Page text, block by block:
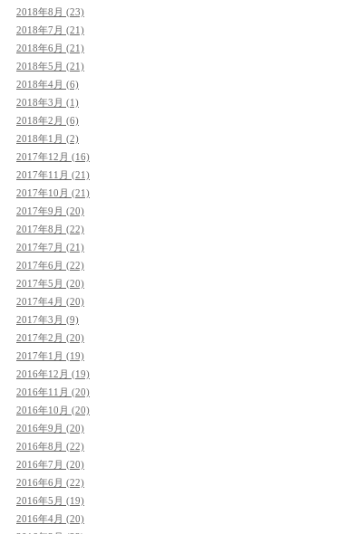
2018年8月 (23)
2018年7月 (21)
2018年6月 (21)
2018年5月 (21)
2018年4月 (6)
2018年3月 (1)
2018年2月 (6)
2018年1月 (2)
2017年12月 (16)
2017年11月 (21)
2017年10月 (21)
2017年9月 (20)
2017年8月 (22)
2017年7月 (21)
2017年6月 (22)
2017年5月 (20)
2017年4月 (20)
2017年3月 (9)
2017年2月 (20)
2017年1月 (19)
2016年12月 (19)
2016年11月 (20)
2016年10月 (20)
2016年9月 (20)
2016年8月 (22)
2016年7月 (20)
2016年6月 (22)
2016年5月 (19)
2016年4月 (20)